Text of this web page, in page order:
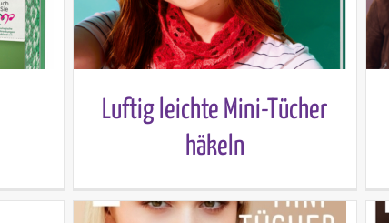
Luftig leichte Mini-Tücher
häkeln